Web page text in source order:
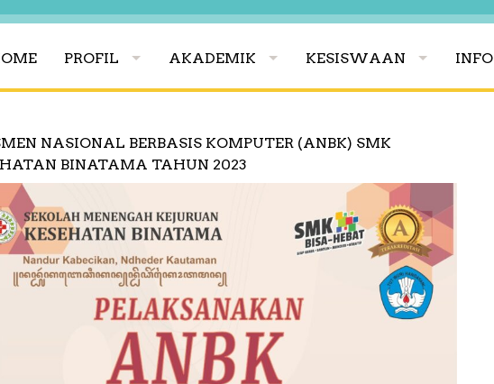
PROFIL AKADEMIK KESISWAAN INFO
NASIONAL BERBASIS KOMPUTER (ANBK) SMK
BINATAMA TAHUN 2023